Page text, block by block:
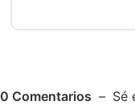
0 Comentarios Sé